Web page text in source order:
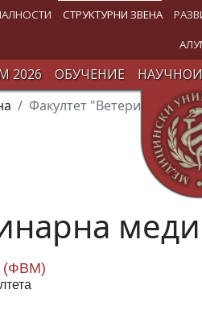
СТРУКТУРНИ ЗВЕНА
2026 ОБУЧЕНИЕ
Факултет "Ветеринарна
(ФВМ)